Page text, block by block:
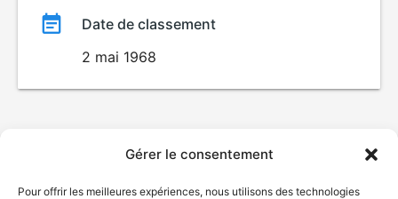
Gérer le consentement
Pour offrir les meilleures expériences, nous utilisons des technologies
Date de classement
2 mai 1968